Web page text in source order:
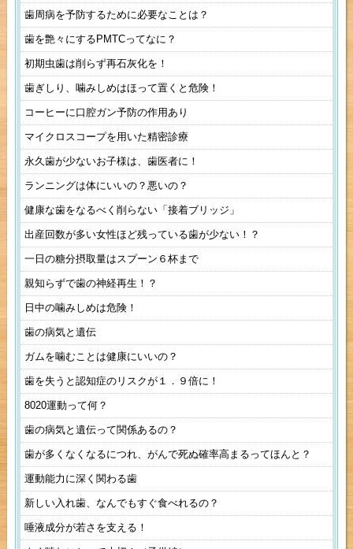
歯周病を予防するために必要なことは？
歯を艶々にするPMTCってなに？
初期虫歯は削らず再石灰化を！
歯ぎしり、噛みしめはほって置くと危険！
コーヒーに口腔ガン予防の作用あり
マイクロスコープを用いた精密診療
永久歯が少ないお子様は、歯医者に！
ランニングは体にいいの？悪いの？
健康な歯をなるべく削らない「接着ブリッジ」
出産回数が多い女性ほど残っている歯が少ない！？
一日の糖分摂取量はスプーン６杯まで
親知らずで歯の神経再生！？
日中の噛みしめは危険！
歯の病気と遺伝
ガムを噛むことは健康にいいの？
歯を失うと認知症のリスクが１．９倍に！
8020運動って何？
歯の病気と遺伝って関係あるの？
歯が多くなくなるにつれ、がんで死ぬ確率高まるってほんと？
運動能力に深く関わる歯
新しい入れ歯、なんでもすぐ食べれるの？
唾液成分が若さを支える！